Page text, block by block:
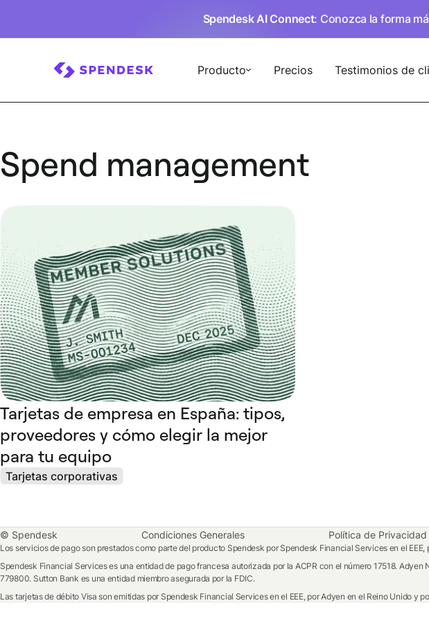
Spendesk AI Connect: Conozca la forma
Producto Precios Testimonios de
Spend management
Tarjetas de empresa en España: tipos,
proveedores y cómo elegir la mejor
para tu equipo
Tarjetas corporativas
© Spendesk Condiciones Generales Política de Privacidad
Los servicios de pago son prestados como parte del producto Spendesk por Spendesk Financial Services en el
Spendesk Financial Services es una entidad de pago francesa autorizada por la ACPR con el número 17518.
779800. Sutton Bank es una entidad miembro asegurada por la FDIC.
Las tarjetas de débito Visa son emitidas por Spendesk Financial Services en el EEE, por Adyen en el Reino Unido y